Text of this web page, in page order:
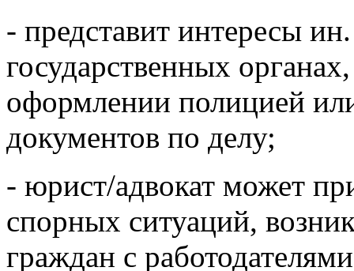
- представит интересы
государственных
оформлении полицией
документов по делу;
- юрист/адвокат может
спорных ситуаций,
граждан с